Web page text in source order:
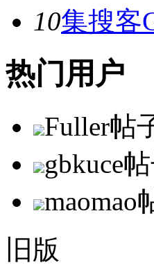
10集搜客
热门用户
Fuller帖
gbkuce
maomao
旧版